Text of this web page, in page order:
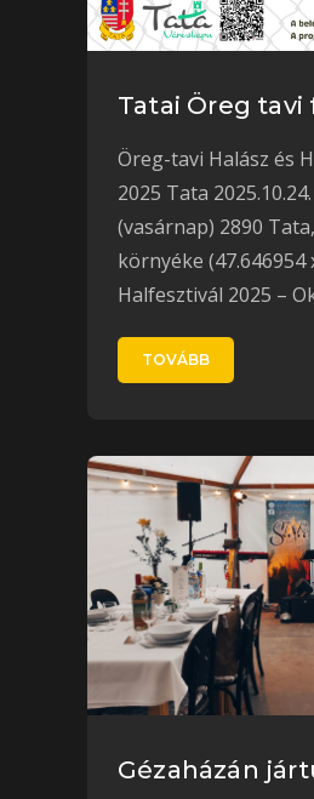
Tatai Öreg tavi
Öreg-tavi Halász és
2025 Tata
(vasárnap) 2890
környéke (47.646954
Halfesztivál 2025 –
TOVÁBB
Gézaházán